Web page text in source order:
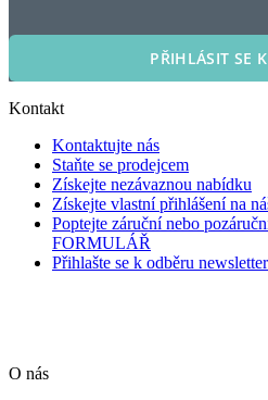
PŘIHLÁSIT SE
Kontakt
Kontaktujte nás
Staňte se prodejcem
Získejte nezávaznou nabídku
Získejte vlastní přihlášení na
Poptejte záruční nebo
FORMULÁŘ
Přihlašte se k odběru
O nás